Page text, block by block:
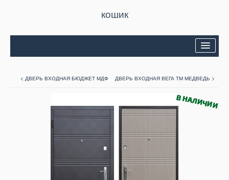
кошик
Вікна та балкони
Кондиціонери
< ДВЕРЬ ВХОДНАЯ БЮДЖЕТ МДФ ДВЕРЬ ВХОДНАЯ ВЕГА ТМ МЕДВЕДЬ >